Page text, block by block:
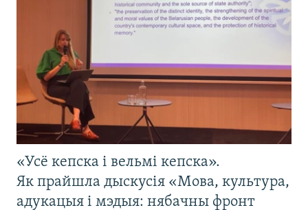
«Усё кепска і вельмі кепска».
Як прайшла дыскусія «Мова, культура,
адукацыя і мэдыя: нябачны фронт